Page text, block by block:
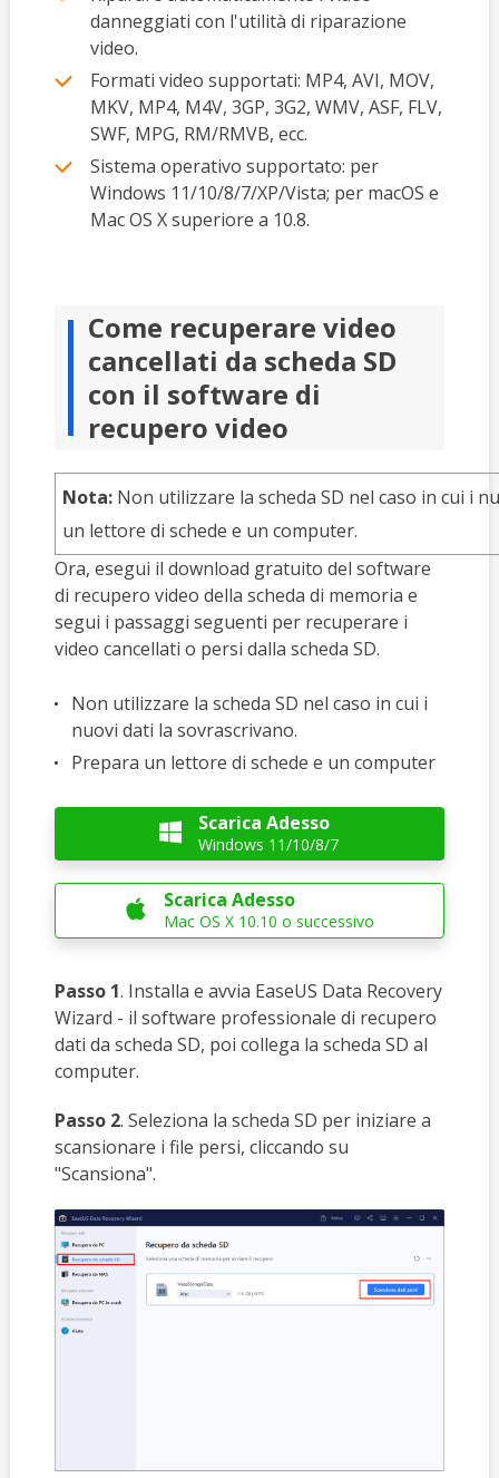
danneggiati con l'utilità di riparazione
video.
Formati video supportati: MP4, AVI, MOV,
MKV, MP4, M4V, 3GP, 3G2, WMV, ASF, FLV,
SWF, MPG, RM/RMVB, ecc.
Sistema operativo supportato: per
Windows 11/10/8/7/XP/Vista; per macOS e
Mac OS X superiore a 10.8.
Come recuperare video
cancellati da scheda SD
con il software di
recupero video
Nota: Non utilizzare la scheda SD nel caso in cui i
un lettore di schede e un computer.
Ora, esegui il download gratuito del software
di recupero video della scheda di memoria e
segui i passaggi seguenti per recuperare i
video cancellati o persi dalla scheda SD.
Non utilizzare la scheda SD nel caso in cui i
nuovi dati la sovrascrivano.
Prepara un lettore di schede e un computer
 Scarica Adesso
Windows 11/10/8/7
 Scarica Adesso
Mac OS X 10.10 o successivo
Passo 1. Installa e avvia EaseUS Data Recovery
Wizard - il software professionale di recupero
dati da scheda SD, poi collega la scheda SD al
computer.
Passo 2. Seleziona la scheda SD per iniziare a
scansionare i file persi, cliccando su
"Scansiona".